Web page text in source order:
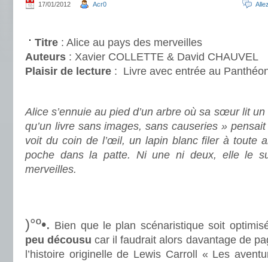
17/01/2012 Acr0
Titre : Alice au pays des merveilles
Auteurs : Xavier COLLETTE & David CHAUVEL
Plaisir de lecture : Livre avec entrée au
Alice s’ennuie au pied d’un arbre où sa sœur lit
qu’un livre sans images, sans causeries » pensait
voit du coin de l’œil, un lapin blanc filer à toute
poche dans la patte. Ni une ni deux, elle le
merveilles.
)°º•. Bien que le plan scénaristique soit
peu décousu car il faudrait alors davantage de
l’histoire originelle de Lewis Carroll « Les